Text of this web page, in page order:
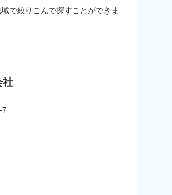
で絞りこんで探すことができま
社
7